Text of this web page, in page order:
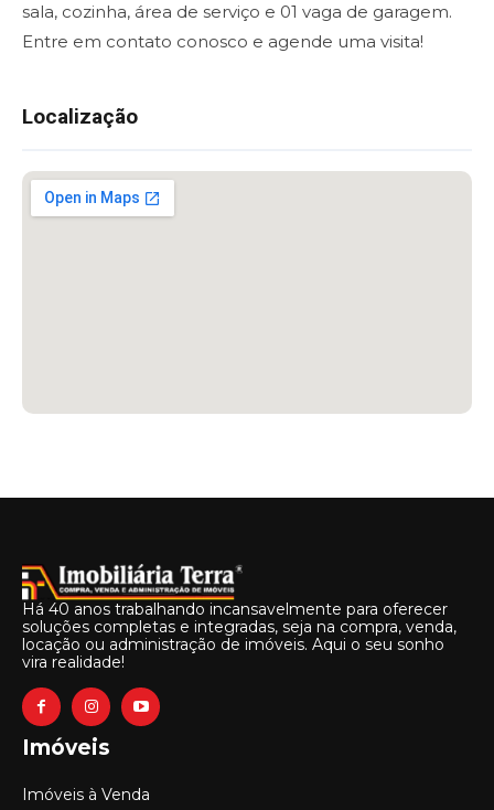
sala, cozinha, área de serviço e 01 vaga de garagem.
Entre em contato conosco e agende uma visita!
Localização
Há 40 anos trabalhando incansavelmente para oferecer
soluções completas e integradas, seja na compra, venda,
locação ou administração de imóveis. Aqui o seu sonho
vira realidade!
Imóveis
Imóveis à Venda